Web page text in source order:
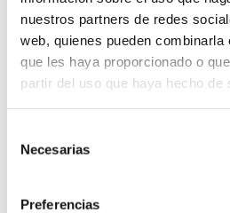
nuestros partners de redes
web, quienes pueden combinarla
que les haya proporcionado o
partir del uso que haya hecho de
Necesarias
Preferencias